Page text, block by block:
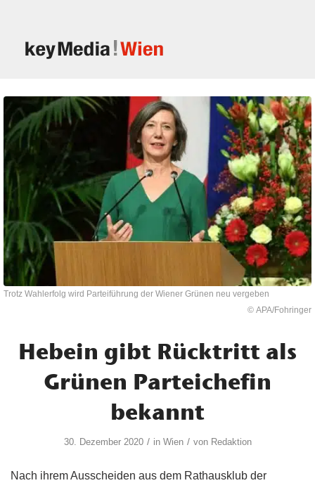
Trotz Wahlerfolg wird Parteiführung der Wiener Grünen neu vergeben
© APA/Fohringer
Hebein gibt Rücktritt als
Grünen Parteichefin
bekannt
30. Dezember 2020 / in Wien / von Redaktion
Nach ihrem Ausscheiden aus dem Rathausklub der